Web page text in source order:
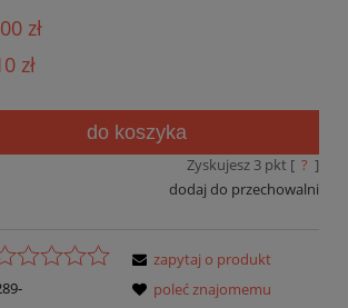
zł
zł
do koszyka
Zyskujesz 3pkt [ ? ]
dodaj do przechowalni
zapytaj o produkt
poleć znajomemu